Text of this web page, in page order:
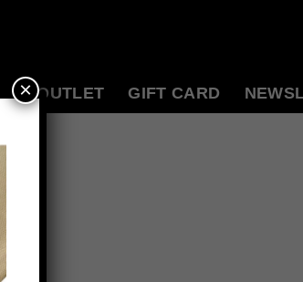
OUTLET GIFT CARD
×